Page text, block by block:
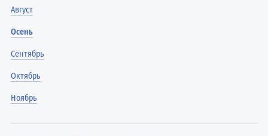
Август
Осень
Сентябрь
Октябрь
Ноябрь